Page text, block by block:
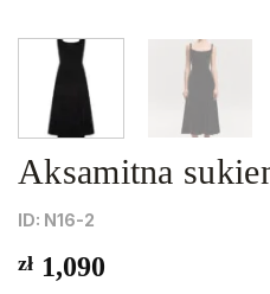
Aksamitna
ID: N16-2
zł 1,090